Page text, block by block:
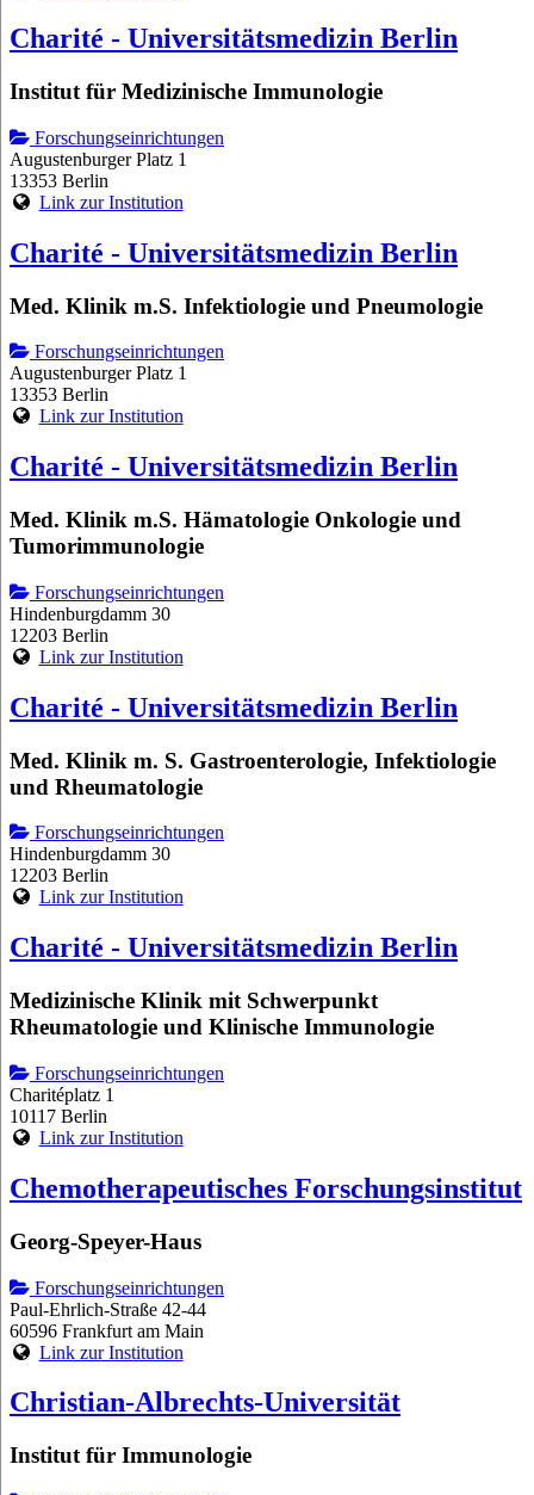
Charité - Universitätsmedizin Berlin
Institut für Medizinische Immunologie
Forschungseinrichtungen
Augustenburger Platz 1
13353 Berlin
Link zur Institution
Charité - Universitätsmedizin Berlin
Med. Klinik m.S. Infektiologie und Pneumologie
Forschungseinrichtungen
Augustenburger Platz 1
13353 Berlin
Link zur Institution
Charité - Universitätsmedizin Berlin
Med. Klinik m.S. Hämatologie Onkologie und
Tumorimmunologie
Forschungseinrichtungen
Hindenburgdamm 30
12203 Berlin
Link zur Institution
Charité - Universitätsmedizin Berlin
Med. Klinik m. S. Gastroenterologie, Infektiologie
und Rheumatologie
Forschungseinrichtungen
Hindenburgdamm 30
12203 Berlin
Link zur Institution
Charité - Universitätsmedizin Berlin
Medizinische Klinik mit Schwerpunkt
Rheumatologie und Klinische Immunologie
Forschungseinrichtungen
Charitéplatz 1
10117 Berlin
Link zur Institution
Chemotherapeutisches Forschungsinstitut
Georg-Speyer-Haus
Forschungseinrichtungen
Paul-Ehrlich-Straße 42-44
60596 Frankfurt am Main
Link zur Institution
Christian-Albrechts-Universität
Institut für Immunologie